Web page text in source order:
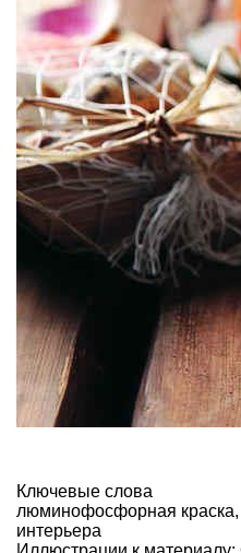
Ключевые слова
люминофосфорная краска,
интерьера